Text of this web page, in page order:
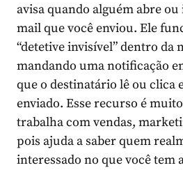
avisa quando alguém abre
mail que você enviou. Ele
“detetive invisível” dentro da
mandando uma notificação
que o destinatário lê ou clica
enviado. Esse recurso é
trabalha com vendas,
pois ajuda a saber quem
interessado no que você tem